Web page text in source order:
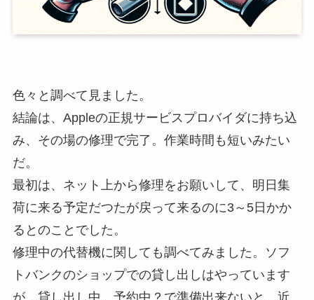
色々と調べて見ました。
結論は、Appleの正規サービスプロバイダに持ち込
み、その場の修理で完了。作業時間も短いみたい
だ。
最初は、ネット上から修理をお願いして、明日集
荷に来る予定だつたが戻って来るのに3～5日かか
るとのことでした。
修理中の代替機に関しても調べてみました。ソフ
トバンクのショップでの貸し出しはやっています